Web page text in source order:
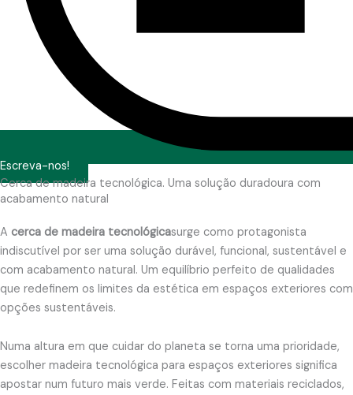
Escreva-nos!
Cerca de madeira tecnológica. Uma solução duradoura com
acabamento natural
A cerca de madeira tecnológicasurge como protagonista
indiscutível por ser uma solução durável, funcional, sustentável e
com acabamento natural. Um equilíbrio perfeito de qualidades
que redefinem os limites da estética em espaços exteriores com
opções sustentáveis.
Numa altura em que cuidar do planeta se torna uma prioridade,
escolher madeira tecnológica para espaços exteriores significa
apostar num futuro mais verde. Feitas com materiais reciclados,